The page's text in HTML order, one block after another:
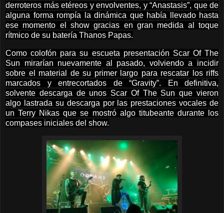
derroteros más etéreos y envolventes, y “Anastasis”, que de
alguna forma rompía la dinámica que había llevado hasta
ese momento el show gracias en gran medida al toque
rítmico de su batería Thanos Papas.
Como colofón para su escueta presentación Scar Of The
Sun mirarían nuevamente al pasado, volviendo a incidir
sobre el material de su primer largo para rescatar los riffs
marcados y entrecortados de “Gravity”. En definitiva,
solvente descarga de unos Scar Of The Sun que vieron
algo lastrada su descarga por las prestaciones vocales de
un Terry Nikas que se mostró algo titubeante durante los
compases iniciales del show.